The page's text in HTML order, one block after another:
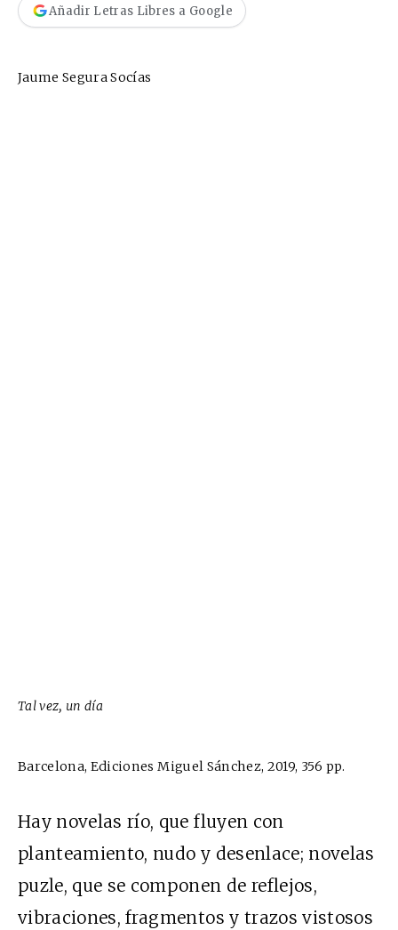
Añadir Letras Libres a Google
Jaume Segura Socías
Tal vez, un día
Barcelona, Ediciones Miguel Sánchez, 2019, 356 pp.
Hay novelas río, que fluyen con
planteamiento, nudo y desenlace; novelas
puzle, que se componen de reflejos,
vibraciones, fragmentos y trazos vistosos